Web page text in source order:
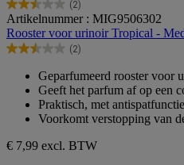
(2)
2.5
van
de
5
beoordelingen
Artikelnummer : MIG9506302
Rooster voor urinoir Tropical -
(2)
2.5
sterren.
beoordelingen
Geparfumeerd rooster voor
Geeft het parfum af op een
Praktisch, met
Voorkomt verstopping van
€ 7,99 excl. BTW